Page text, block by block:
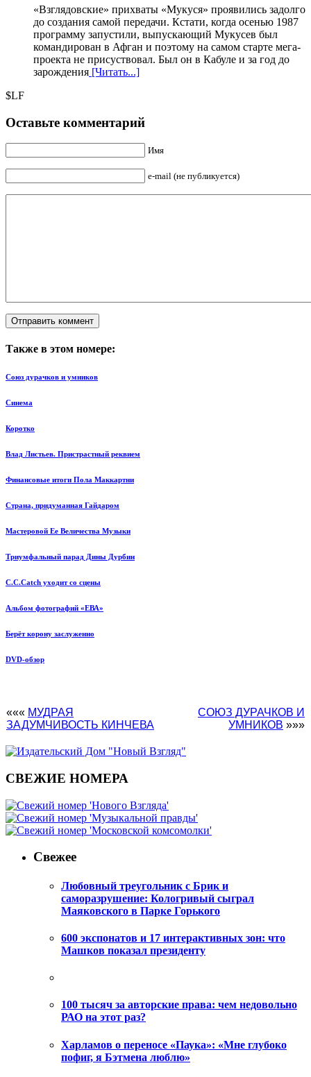
«Взглядовские» прихваты «Мукуся» проявились задолго
до создания самой передачи. Кстати, когда осенью 1987
программу запустили, выпускающий Мукусев был
командирован в Афган и поэтому на самом старте мега-
проекта не присуствовал. Был он в Кабуле и за год до
зарождения [Читать...]
$LF
Оставьте комментарий
Имя
e-mail (не публикуется)
Также в этом номере:
Союз дурачков и умников
Синема
Коротко
Влад Листьев. Пристрастный реквием
Финансовые итоги Пола Маккартни
Страна, придуманная Гайдаром
Мастеровой Ее Величества Музыки
Триумфальный парад Дины Дурбин
C.C.Catch уходит со сцены
Альбом фотографий «ЕВА»
Берёт корону заслуженно
DVD-обзор
««« МУДРАЯ
ЗАДУМЧИВОСТЬ КИНЧЕВА
СОЮЗ ДУРАЧКОВ И
УМНИКОВ »»»
СВЕЖИЕ НОМЕРА
Свежее
Любовный треугольник с Брик и
саморазрушение: Кологривый сыграл
Маяковского в Парке Горького
600 экспонатов и 17 интерактивных зон: что
Машков показал президенту
100 тысяч за авторские права: чем недовольно
РАО на этот раз?
Харламов о переносе «Паука»: «Мне глубоко
пофиг, я Бэтмена люблю»